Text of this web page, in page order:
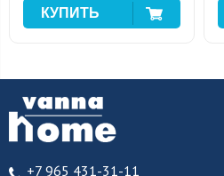
+7 965 431-31-11